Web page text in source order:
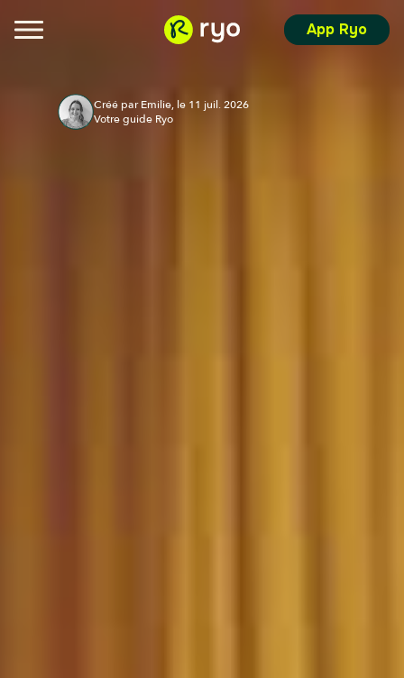
App Ryo
Créé par Emilie, le 11 juil. 2026
Votre guide Ryo